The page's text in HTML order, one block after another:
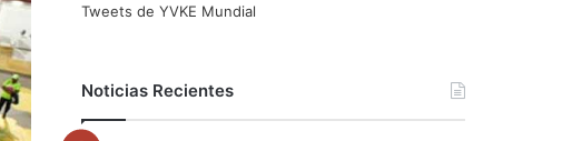
o
r
e
r
a
Tweets de YVKE Mundial
Noticias Recientes